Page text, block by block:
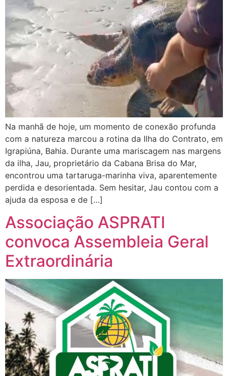
Na manhã de hoje, um momento de conexão profunda
com a natureza marcou a rotina da Ilha do Contrato, em
Igrapiúna, Bahia. Durante uma mariscagem nas margens
da ilha, Jau, proprietário da Cabana Brisa do Mar,
encontrou uma tartaruga-marinha viva, aparentemente
perdida e desorientada. Sem hesitar, Jau contou com a
ajuda da esposa e de […]
Associação ASPRATI
convoca Assembleia Geral
Extraordinária